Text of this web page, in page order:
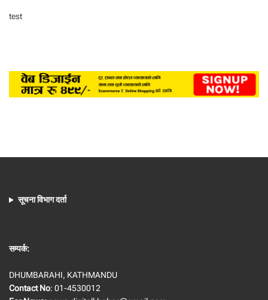
test
सूचना विभाग दर्ता
सम्पर्क:
DHUMBARAHI, KATHMANDU
Contact No: 01-4530012